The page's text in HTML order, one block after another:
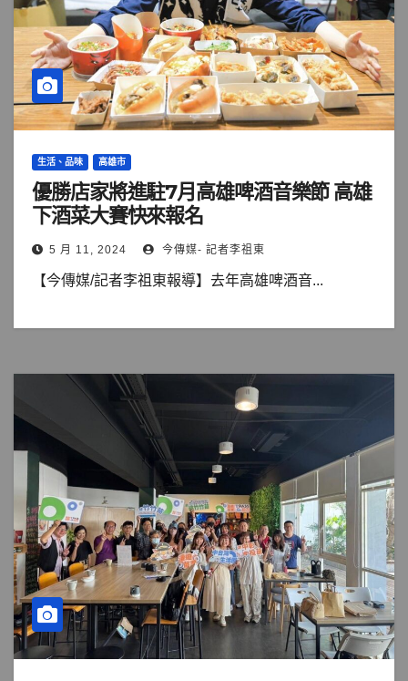
生活、品味 高雄市
優勝店家將進駐7月高雄啤酒音樂節 高雄
下酒菜大賽快來報名
5 月 11, 2024 今傳媒- 記者李祖東
【今傳媒/記者李祖東報導】去年高雄啤酒音...